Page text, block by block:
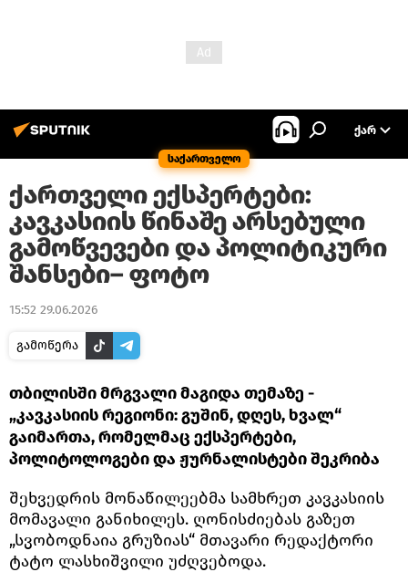
საქართველო
ᲥᲐᲠ
ქართველი ექსპერტები:
კავკასიის წინაშე არსებული
გამოწვევები და პოლიტიკური
შანსები– ფოტო
15:52 29.06.2026
გამოწერა
თბილისში მრგვალი მაგიდა თემაზე -
„კავკასიის რეგიონი: გუშინ, დღეს, ხვალ“
გაიმართა, რომელმაც ექსპერტები,
პოლიტოლოგები და ჟურნალისტები შეკრიბა
შეხვედრის მონაწილეებმა სამხრეთ კავკასიის
მომავალი განიხილეს. ღონისძიებას გაზეთ
„სვობოდნაია გრუზიას“ მთავარი რედაქტორი
ტატო ლასხიშვილი უძღვებოდა.